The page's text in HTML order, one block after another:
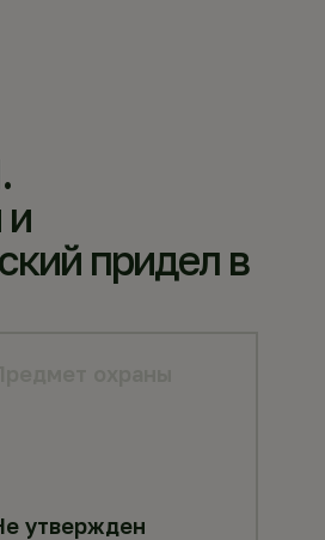
и
придел в
утвержден